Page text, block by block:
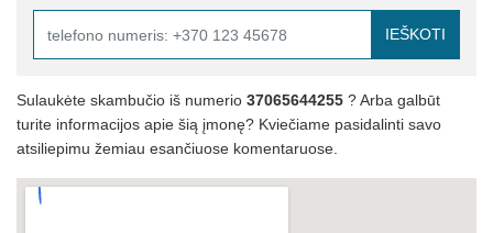
IEŠKOTI
Sulaukėte skambučio iš numerio 37065644255 ? Arba galbūt
turite informacijos apie šią įmonę? Kviečiame pasidalinti savo
atsiliepimu žemiau esančiuose komentaruose.